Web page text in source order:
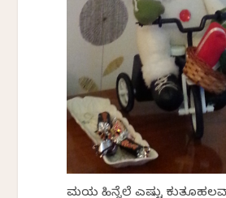
ಮಯ ಹಿನ್ನೆಲೆ ಎಷ್ಟು